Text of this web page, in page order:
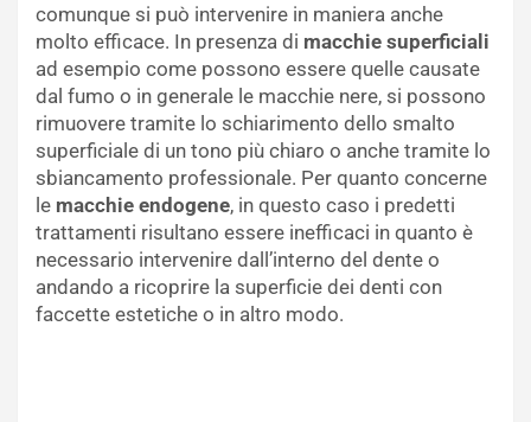
comunque si può intervenire in maniera anche
molto efficace. In presenza di macchie superficiali
ad esempio come possono essere quelle causate
dal fumo o in generale le macchie nere, si possono
rimuovere tramite lo schiarimento dello smalto
superficiale di un tono più chiaro o anche tramite lo
sbiancamento professionale. Per quanto concerne
le macchie endogene, in questo caso i predetti
trattamenti risultano essere inefficaci in quanto è
necessario intervenire dall’interno del dente o
andando a ricoprire la superficie dei denti con
faccette estetiche o in altro modo.